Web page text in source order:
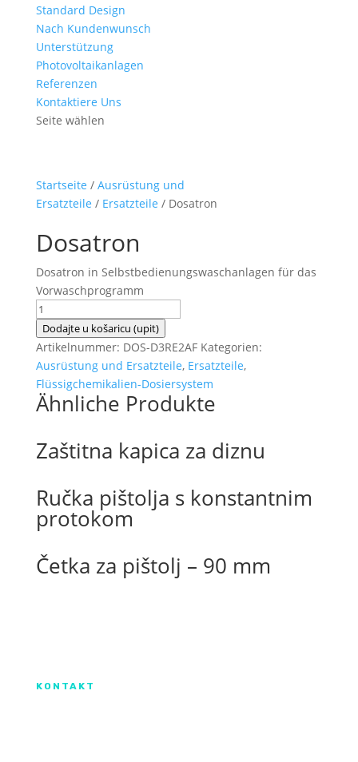
Standard Design
Nach Kundenwunsch
Unterstützung
Photovoltaikanlagen
Referenzen
Kontaktiere Uns
Seite wählen
Startseite / Ausrüstung und
Ersatzteile / Ersatzteile / Dosatron
Dosatron
Dosatron in Selbstbedienungswaschanlagen für das
Vorwaschprogramm
Dosatron
Menge
Dodajte u košaricu (upit)
Artikelnummer: DOS-D3RE2AF Kategorien:
Ausrüstung und Ersatzteile, Ersatzteile,
Flüssigchemikalien-Dosiersystem
Ähnliche Produkte
Zaštitna kapica za diznu
Ručka pištolja s konstantnim
protokom
Četka za pištolj – 90 mm
KONTAKT